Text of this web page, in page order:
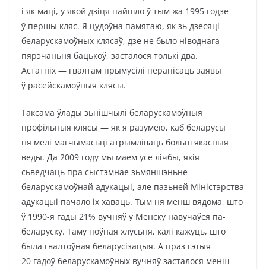
і як маці, у якой дзіця пайшло ў тым жа 1995 годзе
ў першы кляс. Я цудоўна памятаю, як зь дзесяці
беларускамоўных клясаў, дзе не было ніводнага
пярэчаньня бацькоў, засталося толькі два.
Астатніх — гвалтам прымусілі перапісаць заявы
ў расейскамоўныя клясы.
Таксама ўлады зьнішчылі беларускамоўныя
профільныя клясы — як я разумею, каб беларусы
ня мелі магчымасьці атрымліваць больш якасныя
веды. Да 2009 году мы маем усе лічбы, якія
сьведчаць пра сыстэмнае зьмяншэньне
беларускамоўнай адукацыі, але пазьней Міністэрства
адукацыі пачало іх хаваць. Тым ня менш вядома, што
ў 1990-я гады 21% вучняў у Менску навучаўся па-
беларуску. Таму поўная хлусьня, калі кажуць, што
была гвалтоўная беларусізацыя. А праз гэтыя
20 гадоў беларускамоўных вучняў засталося менш